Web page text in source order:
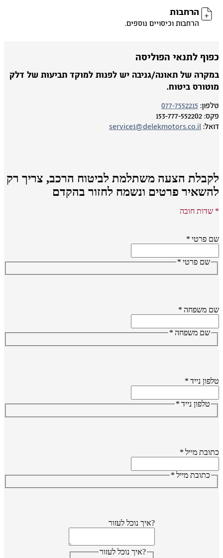
הרחבות
הרחבות וכיסויים נוספים.
לתנאי הפוליסה
של תאונה/גניבה יש לפנות למוקד תביעות של דלק
ביטוח.
077-7552215
153-777-552202
service1@delekmotors.co.il
הצעה משתלמת לביטוח הרכב,צריך רק
פרטים ונשמח לחזור בהקדם
חובה
פרטי*
שם פרטי*
משפחה*
שם משפחה*
נייד*
טלפון נייד*
מייל*
כתובת מייל*
?איך נוכל לעזור
?איך נוכל לעזור